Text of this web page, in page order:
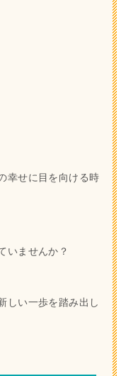
幸せに目を向ける時
いませんか？
しい一歩を踏み出し